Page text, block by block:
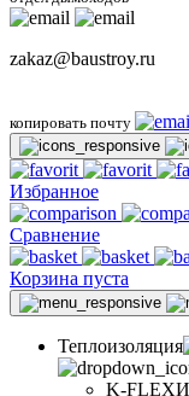
zakaz@baustroy.ru
копировать почту
Избранное
Сравнение
Корзина пуста
Теплоизоляция
K-FLEX